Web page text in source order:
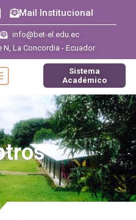
Mail Institucional
info@bet-el.edu.ec
N, La Concordia - Ecuador
Sistema
Académico